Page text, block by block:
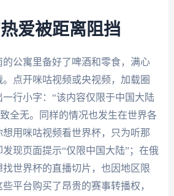
爱被距离阻挡
公寓里备好了啤酒和零食，满心
点开咪咕视频或央视频，加载圈
行小字：“该内容仅限于中国大陆
全无。同样的情况也发生在世界各
用咪咕视频看世界杯，只为听那
现页面提示“仅限中国大陆”；在俄
世界杯的直播切片，也因地区限
平台购买了昂贵的赛事转播权，